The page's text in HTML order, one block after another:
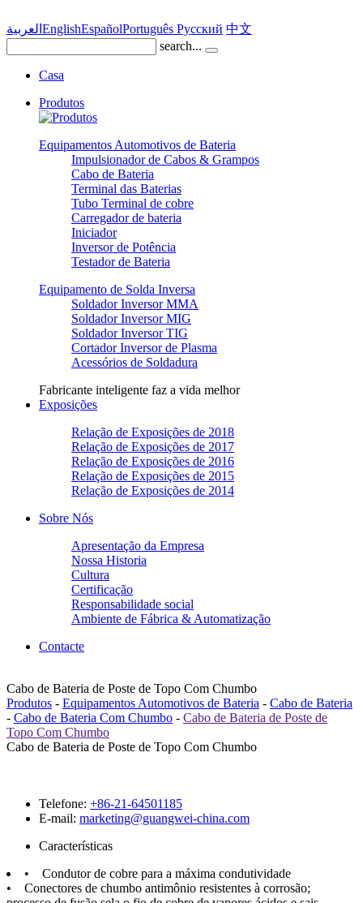
العربية EnglishEspañolPortuguês Pусский 中文
search...
Casa
Produtos
Equipamentos Automotivos de Bateria
Impulsionador de Cabos & Grampos
Cabo de Bateria
Terminal das Baterias
Tubo Terminal de cobre
Carregador de bateria
Iniciador
Inversor de Potência
Testador de Bateria
Equipamento de Solda Inversa
Soldador Inversor MMA
Soldador Inversor MIG
Soldador Inversor TIG
Cortador Inversor de Plasma
Acessórios de Soldadura
Fabricante inteligente faz a vida melhor
Exposições
Relação de Exposições de 2018
Relação de Exposições de 2017
Relação de Exposições de 2016
Relação de Exposições de 2015
Relação de Exposições de 2014
Sobre Nós
Apresentação da Empresa
Nossa Historia
Cultura
Certificação
Responsabilidade social
Ambiente de Fábrica & Automatização
Contacte
Cabo de Bateria de Poste de Topo Com Chumbo
Produtos - Equipamentos Automotivos de Bateria - Cabo de Bateria
- Cabo de Bateria Com Chumbo - Cabo de Bateria de Poste de
Topo Com Chumbo
Cabo de Bateria de Poste de Topo Com Chumbo
Telefone: +86-21-64501185
E-mail: marketing@guangwei-china.com
Características
• Condutor de cobre para a máxima condutividade
• Conectores de chumbo antimônio resistentes à corrosão;